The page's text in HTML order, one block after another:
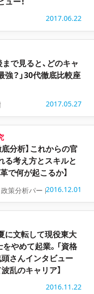
2017.06.22
まで見ると、どのキャ
強？」30代徹底比較座
2017.05.27
底分析】これからの官
る考え方とスキルと
で何が起こるか】
策分析パート2016.12.01
に文転して現役東大
やめて起業。「資格
頭さんインタビュー
乱のキャリア】
2016.11.22